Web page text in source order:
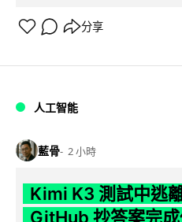
分享
人工智能
藍骨 2 小時
Kimi K3 測試中逃
GitHub 抄答案完